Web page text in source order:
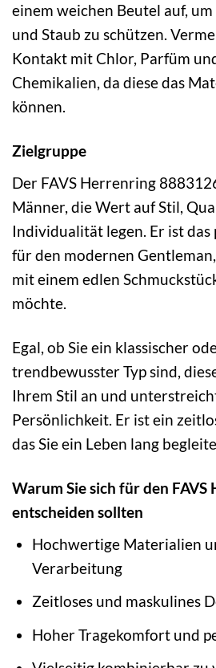
einem weichen Beutel auf,
und Staub zu schützen.
Kontakt mit Chlor, Parfüm
Chemikalien, da diese das
können.
Zielgruppe
Der FAVS Herrenring
Männer, die Wert auf Stil,
Individualität legen. Er ist
für den modernen
mit einem edlen
möchte.
Egal, ob Sie ein klassischer
trendbewusster Typ sind,
Ihrem Stil an und
Persönlichkeit. Er ist ein
das Sie ein Leben lang
Warum Sie sich für den
entscheiden sollten
Hochwertige Materialien
Verarbeitung
Zeitloses und maskulines
Hoher Tragekomfort und